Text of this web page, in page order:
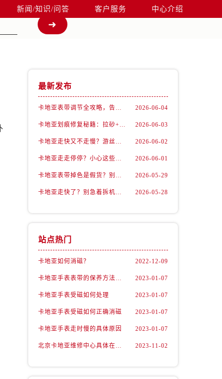
新闻/知识/问答 客户服务 中心介绍
最新发布
卡地亚表带调节全攻略，告别过短烦恼 2026-06-04
卡地亚划痕修复秘籍：拉砂+抛光双工艺还原如新 2026-06-03
卡地亚走快又不走慢？游丝问题你了解多少？ 2026-06-02
卡地亚走走停停？小心这些隐藏杀手 2026-06-01
卡地亚表带掉色是假货？别急，可能是这些日常习惯惹的祸 2026-05-29
卡地亚走快了？别急着拆机，先做这一步 2026-05-28
站点热门
卡地亚如何消磁？ 2022-12-09
卡地亚手表表带的保养方法有哪些？ 2023-01-07
卡地亚手表受磁如何处理 2023-01-07
卡地亚手表受磁如何正确消磁 2023-01-07
卡地亚手表走时慢的具体原因 2023-01-07
北京卡地亚维修中心具体在哪里？ 2023-11-02